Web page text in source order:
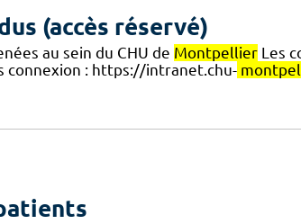
(accès réservé)
au sein du CHU de MontpellierLes
connexion : https://intranet.chu-